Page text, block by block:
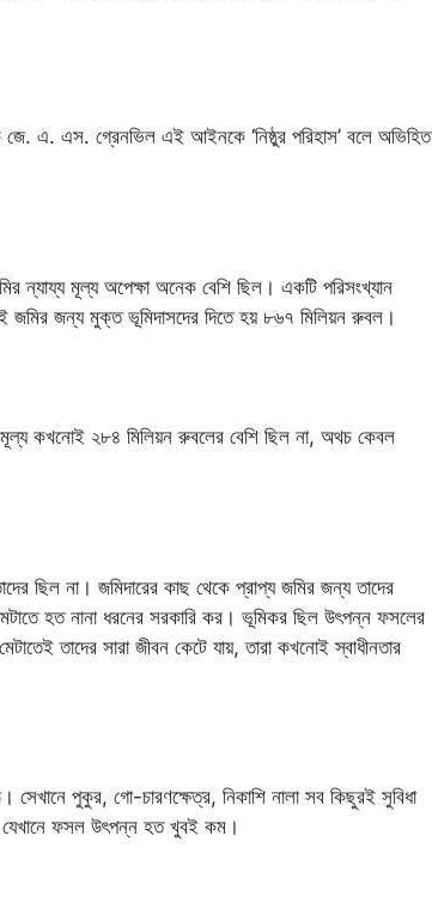
এ. এস. গ্রেনভিল এই আইনকে ‘নিষ্ঠুর পরিহাস’ বলে অভিহিত
ন্যায্য মূল্য অপেক্ষা অনেক বেশি ছিল। একটি পরিসংখ্যান
জমির জন্য মুক্ত ভূমিদাসদের দিতে হয় ৮৬৭ মিলিয়ন রুবল।
কখনোই ২৮৪ মিলিয়ন রুবলের বেশি ছিল না, অথচ কেবল
ছিল না। জমিদারের কাছ থেকে প্রাপ্য জমির জন্য তাদের
হত নানা ধরনের সরকারি কর। ভূমিকর ছিল উৎপন্ন ফসলের
তাদের সারা জীবন কেটে যায়, তারা কখনোই স্বাধীনতার
সেখানে পুকুর, গো-চারণক্ষেত্র, নিকাশি নালা সব কিছুরই সুবিধা
যেখানে ফসল উৎপন্ন হত খুবই কম।